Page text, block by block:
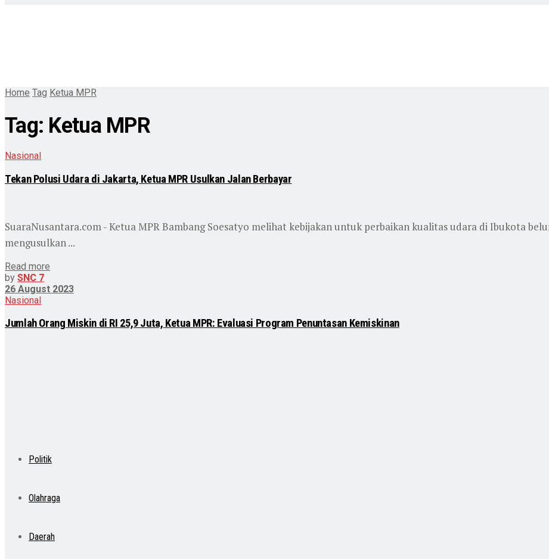
Politik
Olahraga
Daerah
Home Tag Ketua MPR
Tag: Ketua MPR
Nasional
Tekan Polusi Udara di Jakarta, Ketua MPR Usulkan Jalan Berbayar
SuaraNusantara.com - Ketua MPR Bambang Soesatyo melihat kebijakan untuk perbaikan kualitas udara di Ibukota
mengusulkan ...
Read more
by SNC 7
26 August 2023
Nasional
Jumlah Orang Miskin di RI 25,9 Juta, Ketua MPR: Evaluasi Program Penuntasan Kemiskinan